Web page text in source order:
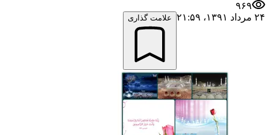
۹۶۹
۲۴ مرداد ۱۳۹۱،‏ ۲۱:۵۹
علامت گذاری